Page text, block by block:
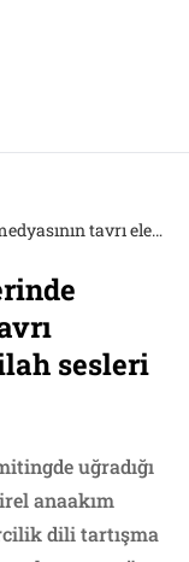
Trump’a suikast haberlerinde Amerikan medyasının tavrı eleştiriliyor: “Düştü”, “Silah sesleri duyulunca kaçtı”
sesleri
uğradığı
anaakım
dili tartışma